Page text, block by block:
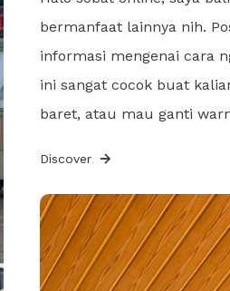
bermanfaat lainnya nih.
informasi mengenai cara
ini sangat cocok buat
baret, atau mau ganti
Discover